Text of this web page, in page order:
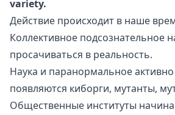
variety.
Действие происходит в наше
Коллективное подсознательное
просачиваться в реальность.
Наука и паранормальное
появляются киборги, мутанты,
Общественные институты